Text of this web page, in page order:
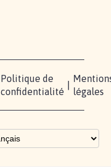
Politique de
confidentialité
légales